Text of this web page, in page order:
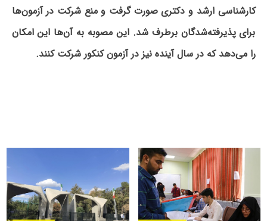
کارشناسی ارشد و دکتری صورت گرفت و منع شرکت در آزمون‌ها
برای پذیرفته‌شدگان برطرف شد. این مصوبه به آن‌ها این امکان
را می‌دهد که در سال آینده نیز در آزمون کنکور شرکت کنند.